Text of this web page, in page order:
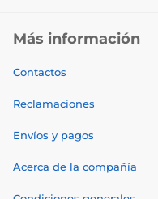
Más información
Contactos
Reclamaciones
Envíos y pagos
Acerca de la compañía